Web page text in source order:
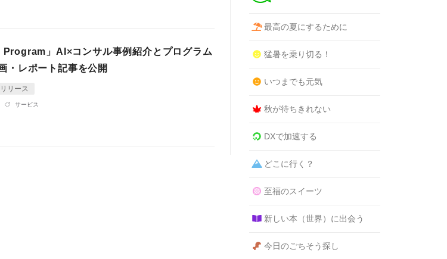
」AI×コンサル事例紹介とプログラム
・レポート記事を公開
リース
サービス
最高の夏にするために
猛暑を乗り切る！
いつまでも元気
秋が待ちきれない
DXで加速する
どこに行く？
至福のスイーツ
新しい本（世界）に出会う
今日のごちそう探し